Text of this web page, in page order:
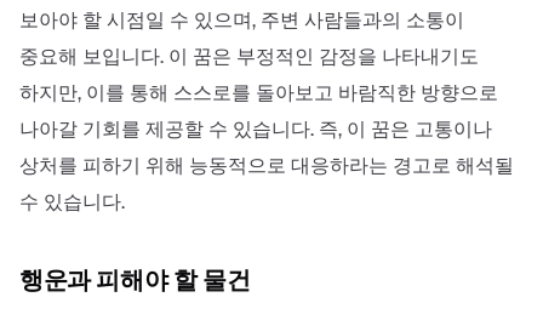
보아야 할 시점일 수 있으며, 주변 사람들과의 소통이
중요해 보입니다. 이 꿈은 부정적인 감정을 나타내기도
하지만, 이를 통해 스스로를 돌아보고 바람직한 방향으로
나아갈 기회를 제공할 수 있습니다. 즉, 이 꿈은 고통이나
상처를 피하기 위해 능동적으로 대응하라는 경고로 해석될
수 있습니다.
행운과 피해야 할 물건